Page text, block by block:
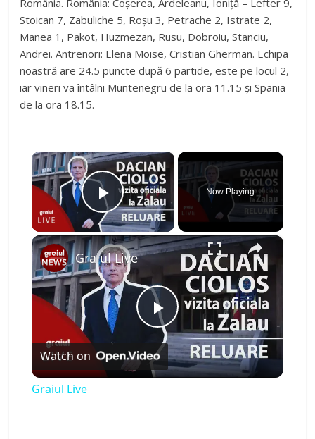
România. România: Coșerea, Ardeleanu, Ioniță – Lefter 9,
Stoican 7, Zabuliche 5, Roșu 3, Petrache 2, Istrate 2,
Manea 1, Pakot, Huzmezan, Rusu, Dobroiu, Stanciu,
Andrei. Antrenori: Elena Moise, Cristian Gherman. Echipa
noastră are 24.5 puncte după 6 partide, este pe locul 2,
iar vineri va întâlni Muntenegru de la ora 11.15 și Spania
de la ora 18.15.
×
Play Video
Now Playing
×
P
l
Graiul Live
Watch on
Graiul Live